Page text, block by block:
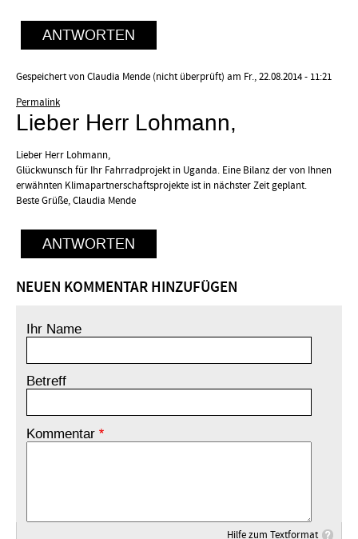
ANTWORTEN
Gespeichert vonClaudia Mende (nicht überprüft) am Fr., 22.08.2014 - 11:21
Permalink
Lieber Herr Lohmann,
Lieber Herr Lohmann,
Glückwunsch für Ihr Fahrradprojekt in Uganda. Eine Bilanz der von Ihnen
erwähnten Klimapartnerschaftsprojekte ist in nächster Zeit geplant.
Beste Grüße, Claudia Mende
ANTWORTEN
NEUEN KOMMENTAR HINZUFÜGEN
Ihr Name
Betreff
Kommentar
Hilfe zum Textformat